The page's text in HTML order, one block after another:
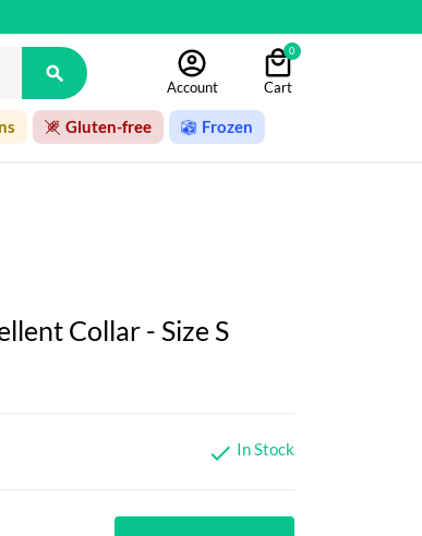

Account
0
Cart
Gluten-free Frozen
Collar - Size S
 In Stock